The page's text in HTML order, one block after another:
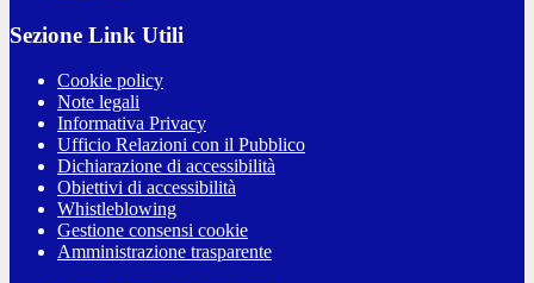
Sezione Link Utili
Cookie policy
Note legali
Informativa Privacy
Ufficio Relazioni con il Pubblico
Dichiarazione di accessibilità
Obiettivi di accessibilità
Whistleblowing
Gestione consensi cookie
Amministrazione trasparente